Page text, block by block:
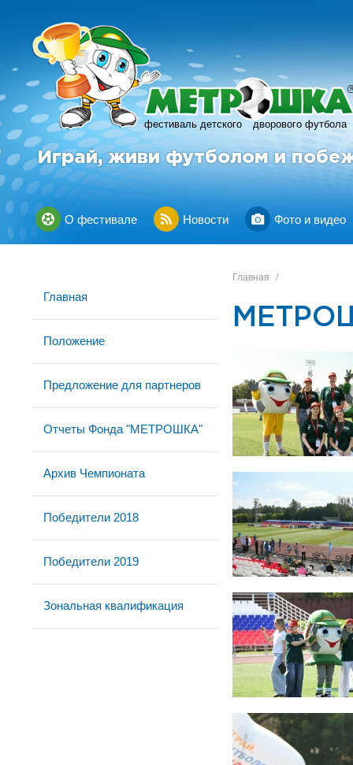
фестиваль детского дворового футбола
R
Играй, живи футболом и
О фестивале Новости Фото и видео
Главная
Положение
Предложение для партнеров
Отчеты Фонда "МЕТРОШКА"
Архив Чемпионата
Победители 2018
Победители 2019
Зональная квалификация
Главная /